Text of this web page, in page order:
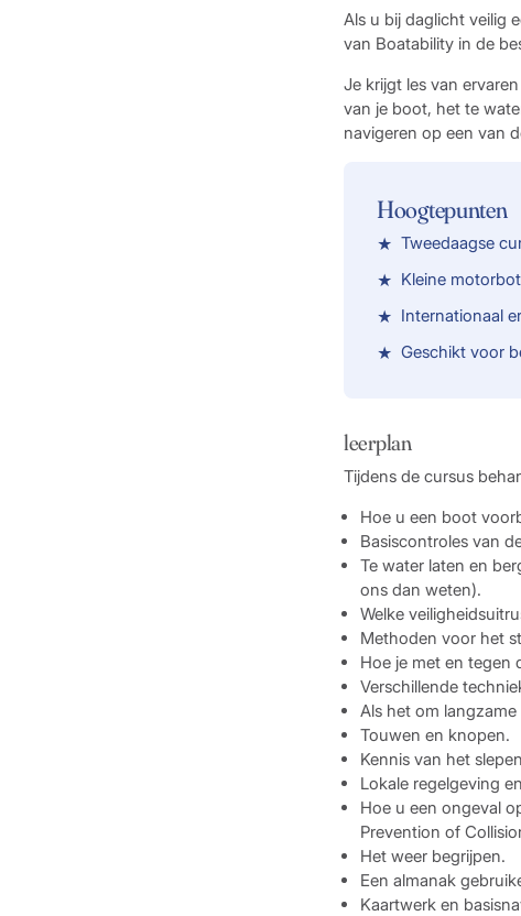
Als u bij daglicht veilig
van Boatability in de
Je krijgt les van
van je boot, het te
navigeren op een van
Hoogtepunten
Tweedaagse
Kleine
Internationaal
Geschikt voor
leerplan
Tijdens de cursus
Hoe u een boot
Basiscontroles van
Te water laten en
ons dan weten).
Welke
Methoden voor het
Hoe je met en tegen
Verschillende
Als het om
Touwen en knopen.
Kennis van het
Lokale regelgeving
Hoe u een ongeval
Prevention of
Het weer begrijpen.
Een almanak
Kaartwerk en